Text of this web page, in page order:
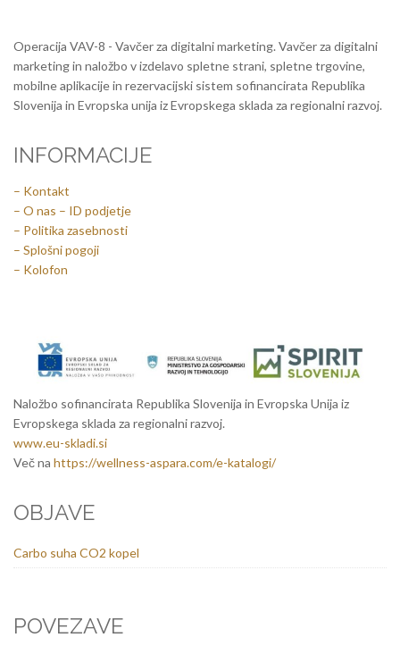
Operacija VAV-8 - Vavčer za digitalni marketing. Vavčer za digitalni
marketing in naložbo v izdelavo spletne strani, spletne trgovine,
mobilne aplikacije in rezervacijski sistem sofinancirata Republika
Slovenija in Evropska unija iz Evropskega sklada za regionalni razvoj.
INFORMACIJE
– Kontakt
– O nas – ID podjetje
– Politika zasebnosti
– Splošni pogoji
– Kolofon
Naložbo sofinancirata Republika Slovenija in Evropska Unija iz
Evropskega sklada za regionalni razvoj.
www.eu-skladi.si
Več na https://wellness-aspara.com/e-katalogi/
OBJAVE
Carbo suha CO2 kopel
POVEZAVE